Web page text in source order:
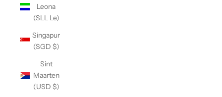
Leona
(SLL Le)
Singapur
(SGD $)
Sint
Maarten
(USD $)